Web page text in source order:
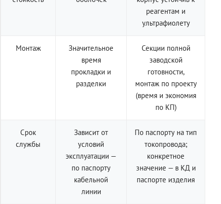
реагентам и
ультрафиолету
Монтаж
Значительное
время
прокладки и
разделки
Секции полной
заводской
готовности,
монтаж по проекту
(время и экономия
по КП)
Срок
службы
Зависит от
условий
эксплуатации —
по паспорту
кабельной
линии
По паспорту на тип
токопровода;
конкретное
значение — в КД и
паспорте изделия